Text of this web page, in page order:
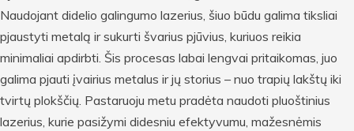
Naudojant didelio galingumo lazerius, šiuo būdu galima tiksliai
pjaustyti metalą ir sukurti švarius pjūvius, kuriuos reikia
minimaliai apdirbti. Šis procesas labai lengvai pritaikomas, juo
galima pjauti įvairius metalus ir jų storius – nuo trapių lakštų iki
tvirtų plokščių. Pastaruoju metu pradėta naudoti pluoštinius
lazerius, kurie pasižymi didesniu efektyvumu, mažesnėmis